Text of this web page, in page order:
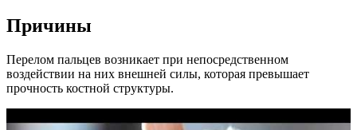
Причины
Перелом пальцев возникает при непосредственном
воздействии на них внешней силы, которая превышает
прочность костной структуры.